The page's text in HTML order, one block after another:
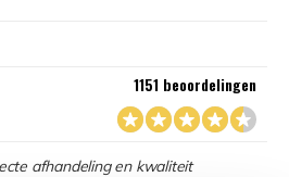
1151 beoordelingen
afhandeling en kwaliteit